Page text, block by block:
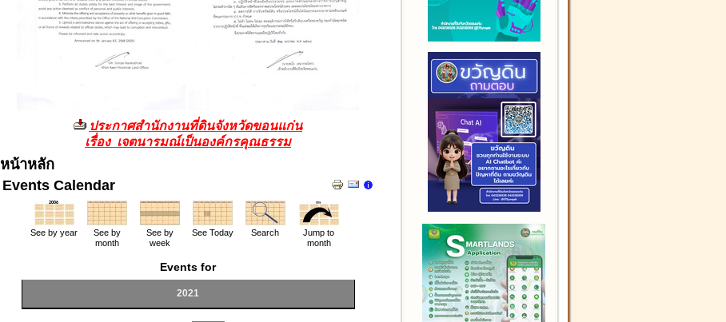
ประกาศสำนักงานที่ดินจังหวัดขอนแก่น
เรื่อง เจตนารมณ์เป็นองค์กรคุณธรรม
หน้าหลัก
Events Calendar
See by year
See by
month
See by
week
See Today Search
Jump to
month
Events for
2021